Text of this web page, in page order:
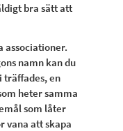
bra sätt att
associationer.
namn kan du
träffades, en
heter samma
som låter
vana att skapa